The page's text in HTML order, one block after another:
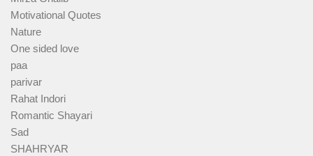
Motivational Quotes
Nature
One sided love
paa
parivar
Rahat Indori
Romantic Shayari
Sad
SHAHRYAR